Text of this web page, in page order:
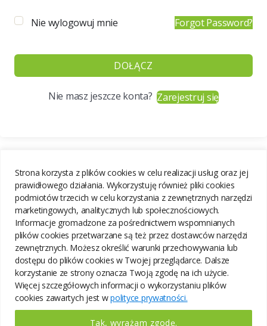
Strona korzysta z plików cookies w celu realizacji usług oraz jej
prawidłowego działania. Wykorzystuję również pliki cookies
podmiotów trzecich w celu korzystania z zewnętrznych narzędzi
marketingowych, analitycznych lub społecznościowych.
Informacje gromadzone za pośrednictwem wspomnianych
plików cookies przetwarzane są też przez dostawców narzędzi
zewnętrznych. Możesz określić warunki przechowywania lub
dostępu do plików cookies w Twojej przeglądarce. Dalsze
korzystanie ze strony oznacza Twoją zgodę na ich użycie.
Więcej szczegółowych informacji o wykorzystaniu plików
cookies zawartych jest wpolityce prywatności.
Tak, wyrażam zgodę.
Nie wylogowuj mnie Forgot Password?
DOŁĄCZ
Nie masz jeszcze konta?Zarejestruj się